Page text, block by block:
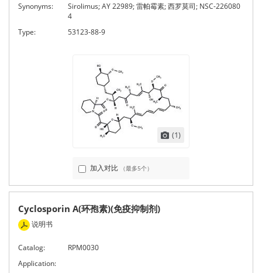
Synonyms:
Sirolimus; AY 22989; 雷帕霉素; 西罗莫司; NSC-226080
4
Type:
53123-88-9
(1)
加入对比 （最多5个）
Cyclosporin A(环孢素)(免疫抑制剂)
说明书
Catalog:
RPM0030
Application: